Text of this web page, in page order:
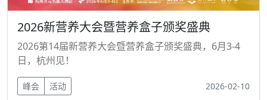
2026新营养大会暨营养盒子颁奖盛典
2026第14届新营养大会暨营养盒子颁奖盛典，6月3-4
日，杭州见！
峰会 活动 2026-02-10